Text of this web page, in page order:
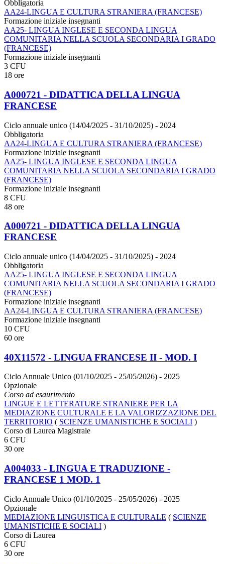
Obbligatoria
AA24-LINGUA E CULTURA STRANIERA (FRANCESE)
Formazione iniziale insegnanti
AA25- LINGUA INGLESE E SECONDA LINGUA
COMUNITARIA NELLA SCUOLA SECONDARIA I GRADO
(FRANCESE)
Formazione iniziale insegnanti
3 CFU
18 ore
A000721 - DIDATTICA DELLA LINGUA
FRANCESE
Ciclo annuale unico (14/04/2025 - 31/10/2025) - 2024
Obbligatoria
AA24-LINGUA E CULTURA STRANIERA (FRANCESE)
Formazione iniziale insegnanti
AA25- LINGUA INGLESE E SECONDA LINGUA
COMUNITARIA NELLA SCUOLA SECONDARIA I GRADO
(FRANCESE)
Formazione iniziale insegnanti
8 CFU
48 ore
A000721 - DIDATTICA DELLA LINGUA
FRANCESE
Ciclo annuale unico (14/04/2025 - 31/10/2025) - 2024
Obbligatoria
AA25- LINGUA INGLESE E SECONDA LINGUA
COMUNITARIA NELLA SCUOLA SECONDARIA I GRADO
(FRANCESE)
Formazione iniziale insegnanti
AA24-LINGUA E CULTURA STRANIERA (FRANCESE)
Formazione iniziale insegnanti
10 CFU
60 ore
40X11572 - LINGUA FRANCESE II - MOD. I
Ciclo Annuale Unico (01/10/2025 - 25/05/2026) - 2025
Opzionale
Corso ad esaurimento
LINGUE E LETTERATURE STRANIERE PER LA
MEDIAZIONE CULTURALE E LA VALORIZZAZIONE DEL
TERRITORIO ( SCIENZE UMANISTICHE E SOCIALI )
Corso di Laurea Magistrale
6 CFU
30 ore
A004033 - LINGUA E TRADUZIONE -
FRANCESE 1 MOD. 1
Ciclo Annuale Unico (01/10/2025 - 25/05/2026) - 2025
Opzionale
MEDIAZIONE LINGUISTICA E CULTURALE ( SCIENZE
UMANISTICHE E SOCIALI )
Corso di Laurea
6 CFU
30 ore